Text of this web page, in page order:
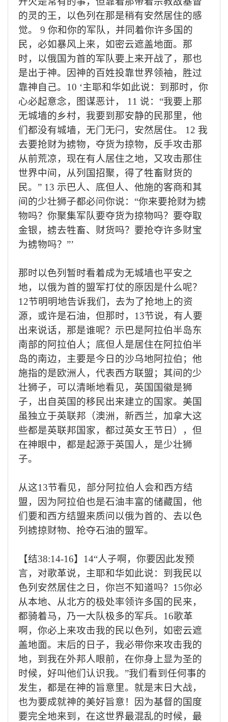
的灵的王，以色列在那是稍有安然居住的感
觉。
9 你和你的军队，并同着你许多国的
民，必如暴风上来，如密云遮盖地面。那
时，以俄国为首的军队要上来开战了，那也
是出于神。因神的百姓投靠世界领袖，胜过
靠神自己。 10 ‘主耶和华如此说：到那时，你
心必起意念，图谋恶计，
11 说： “我要上那
无城墙的乡村，我要到那安静的民那里，他
们都没有城墙，无门无闩，安然居住。
12 我
去要抢财为掳物，夺货为掠物，反手攻击那
从前荒凉，现在有人居住之地，又攻击那住
世界中间，从列国招聚，得了牲畜财货的
民。 ” 13 示巴人、底但人、他施的客商和其
间的少壮狮子都必问你说： “你来要抢财为掳
物吗？你聚集军队要夺货为掠物吗？要夺取
金银，掳去牲畜、财货吗？要抢夺许多财宝
为掳物吗？”’
那时以色列暂时看着成为无城墙也平安之
地，以俄为首的盟军打仗的原因是什么呢？
12节明明地告诉我们，去为了抢地上的资
源，或许是石油，但那时， 13节说，有人要
出来说话，那是谁呢？示巴是阿拉伯半岛东
南部的阿拉伯人；底但人是居住在阿拉伯半
岛的南边，主要是今日的沙乌地阿拉伯；他
施指的是欧洲人，代表西方联盟；其间的少
壮狮子，可以清晰地看见，英国国徽是狮
子，出自英国的移民出来建立的国家。美国
虽独立于英联邦（澳洲，新西兰，加拿大这
些都是英联邦国家，都过英女王节日），但
在神眼中，都是起源于英国人，是少壮狮
子。
从这13节看见，部分阿拉伯人会和西方结
盟，因为阿拉伯也是石油丰富的储藏国，他
们要和西方结盟来质问以俄为首的、去以色
列掳掠财物、抢夺石油的盟军。
【结38:14-16】 14“人子啊，你要因此发预
言，对歌革说，主耶和华如此说：到我民以
色列安然居住之日，你岂不知道吗？ 15你必
从本地、从北方的极处率领许多国的民来，
都骑着马，乃一大队极多的军兵。 16歌革
啊，你必上来攻击我的民以色列，如密云遮
盖地面。末后的日子，我必带你来攻击我的
地，到我在外邦人眼前，在你身上显为圣的
时候，好叫他们认识我。 ”我们看到任何事的
发生，都是在神的旨意里。就是末日大战，
也为要成就神的美好旨意！因为基督的国度
要完全地来到，在这世界最混乱的时候，最